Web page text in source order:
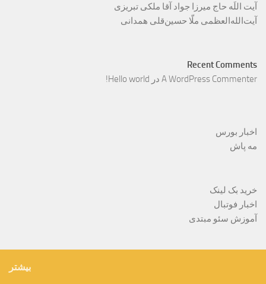
آیت اللَه حاج میرزا جواد آقا ملکی تبریزی
آیت‌الله‌العظمی ملّا حسین‌قلی همدانی
Recent Comments
A WordPress Commenter در Hello world!
اخبار بورس
مه پاش
خرید بک لینک
اخبار فوتبال
آموزش سئو مبتدی
بیشتر